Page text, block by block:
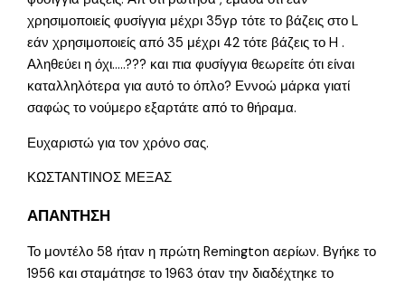
χρησιμοποιείς φυσίγγια μέχρι 35γρ τότε το βάζεις στο L
εάν χρησιμοποιείς από 35 μέχρι 42 τότε βάζεις το H .
Αληθεύει η όχι…..??? και πια φυσίγγια θεωρείτε ότι είναι
καταλληλότερα για αυτό το όπλο? Εννοώ μάρκα γιατί
σαφώς το νούμερο εξαρτάτε από το θήραμα.
Ευχαριστώ για τον χρόνο σας.
ΚΩΣΤΑΝΤΙΝΟΣ ΜΕΞΑΣ
ΑΠΑΝΤΗΣΗ
Το μοντέλο 58 ήταν η πρώτη Remington αερίων. Βγήκε το
1956 και σταμάτησε το 1963 όταν την διαδέχτηκε το